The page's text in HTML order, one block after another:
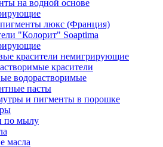
на водной основе
люкс (Франция)
"Колорит" Soaptima
красители немигрирующие
красители
водорастворимые
пасты
и пигменты в порошке
по мылу
масла